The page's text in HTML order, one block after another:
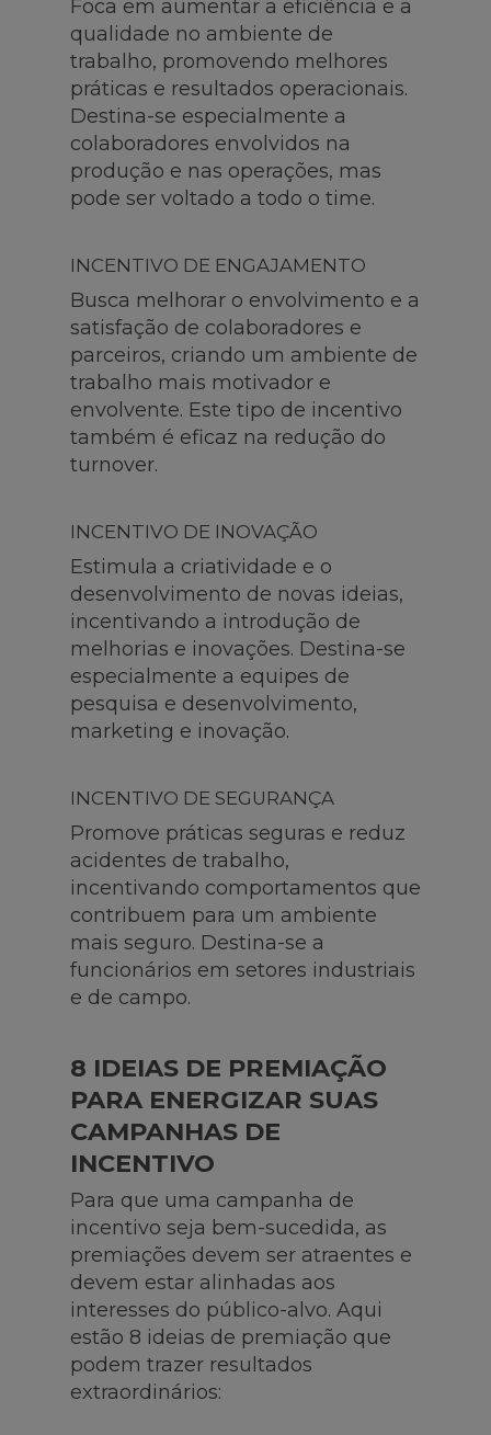
Foca em aumentar a eficiência e a
qualidade no ambiente de
trabalho, promovendo melhores
práticas e resultados operacionais.
Destina-se especialmente a
colaboradores envolvidos na
produção e nas operações, mas
pode ser voltado a todo o time.
INCENTIVO DE ENGAJAMENTO
Busca melhorar o envolvimento e a
satisfação de colaboradores e
parceiros, criando um ambiente de
trabalho mais motivador e
envolvente. Este tipo de incentivo
também é eficaz na redução do
turnover.
INCENTIVO DE INOVAÇÃO
Estimula a criatividade e o
desenvolvimento de novas ideias,
incentivando a introdução de
melhorias e inovações. Destina-se
especialmente a equipes de
pesquisa e desenvolvimento,
marketing e inovação.
INCENTIVO DE SEGURANÇA
Promove práticas seguras e reduz
acidentes de trabalho,
incentivando comportamentos que
contribuem para um ambiente
mais seguro. Destina-se a
funcionários em setores industriais
e de campo.
8 IDEIAS DE PREMIAÇÃO
PARA ENERGIZAR SUAS
CAMPANHAS DE
INCENTIVO
Para que uma campanha de
incentivo seja bem-sucedida, as
premiações devem ser atraentes e
devem estar alinhadas aos
interesses do público-alvo. Aqui
estão 8 ideias de premiação que
podem trazer resultados
extraordinários: